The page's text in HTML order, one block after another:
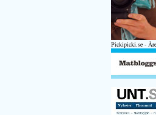
Pickipicki.se -